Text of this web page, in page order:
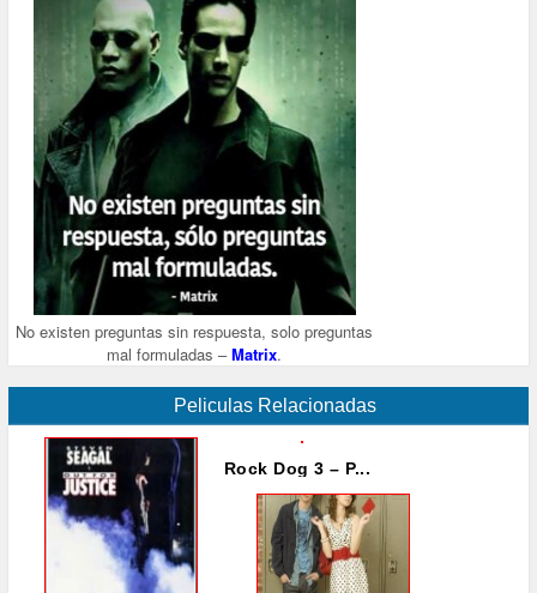
No existen preguntas sin respuesta, solo preguntas
mal formuladas –Matrix.
Peliculas Relacionadas
Rock Dog 3 – P...